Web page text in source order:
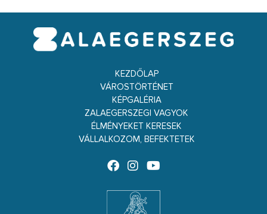
KEZDŐLAP
VÁROSTÖRTÉNET
KÉPGALÉRIA
ZALAEGERSZEGI VAGYOK
ÉLMÉNYEKET KERESEK
VÁLLALKOZOM, BEFEKTETEK